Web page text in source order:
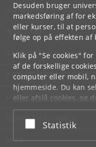
Desuden bruger
markedsføring af for
eller kurser, til at
følge op på effekten af
Klik på "Se cookies"
af de forskellige
computer eller mobil,
hjemmeside. Du kan
eller afslå cookies, og
underCookie- og
bunden af hver side.
Acceptér eller
Statistik
KØBENHAVNS
KONTAKT
SERVICES
FOR STUDERENDE OG
JOB OG KARRIERE
NØDSITUATIONER
WEB